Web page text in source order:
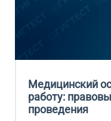
Медицинский
работу:
проведения